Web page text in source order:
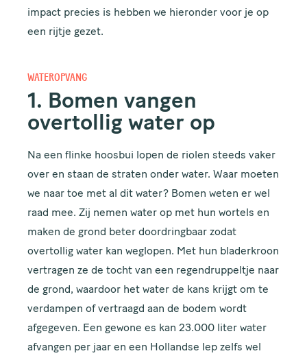
impact precies is hebben we hieronder voor je op
een rijtje gezet.
WATEROPVANG
1. Bomen vangen
overtollig water op
Na een flinke hoosbui lopen de riolen steeds vaker
over en staan de straten onder water. Waar moeten
we naar toe met al dit water? Bomen weten er wel
raad mee. Zij nemen water op met hun wortels en
maken de grond beter doordringbaar zodat
overtollig water kan weglopen. Met hun bladerkroon
vertragen ze de tocht van een regendruppeltje naar
de grond, waardoor het water de kans krijgt om te
verdampen of vertraagd aan de bodem wordt
afgegeven. Een gewone es kan 23.000 liter water
afvangen per jaar en een Hollandse Iep zelfs wel